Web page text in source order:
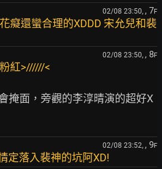
02/08 23:50, , 7F
癡還蠻合理的XDDD 宋允兒和裴
02/08 23:50, , 8F
紅>//////<
掩面，旁觀的李淳晴演的超好X
02/08 23:52, , 9F
定落入裴神的坑阿XD!